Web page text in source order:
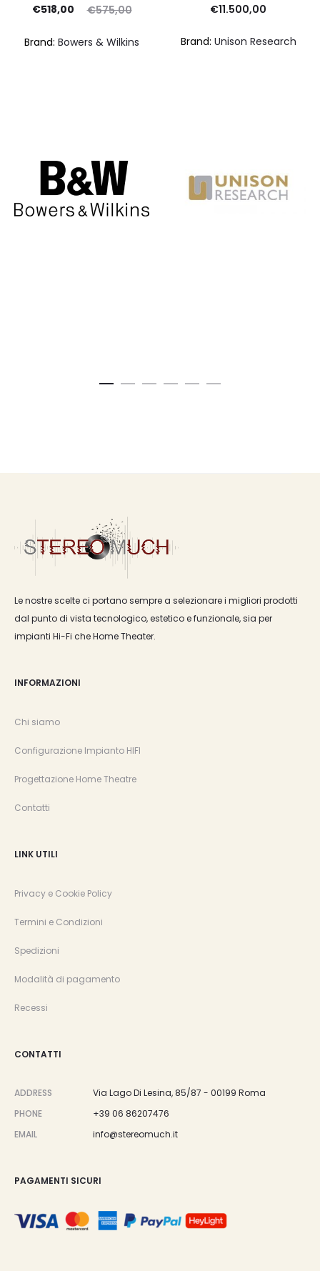
€575,00
Il
€518,00
Brand: Bowers & Wilkins
€11.500,00
Brand: Unison Research
Le nostre scelte ci portano sempre a selezionare i migliori prodotti
dal punto di vista tecnologico, estetico e funzionale, sia per
impianti Hi-Fi che Home Theater.
INFORMAZIONI
Chi siamo
Configurazione Impianto HIFI
Progettazione Home Theatre
Contatti
LINK UTILI
Privacy e Cookie Policy
Termini e Condizioni
Spedizioni
Modalità di pagamento
Recessi
CONTATTI
ADDRESS
Via Lago Di Lesina, 85/87 - 00199 Roma
PHONE
+39 06 86207476
EMAIL
info@stereomuch.it
PAGAMENTI SICURI